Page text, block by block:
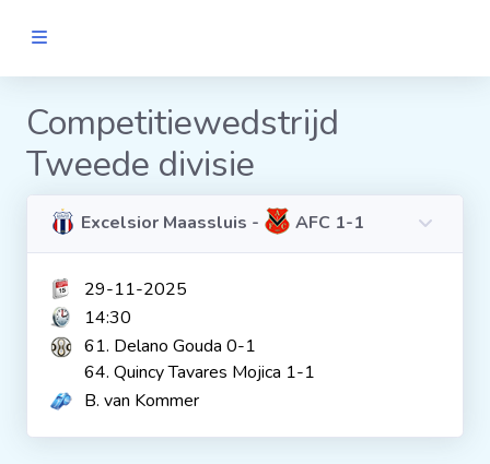
Clubs
Wedstrijden
Statistieken
Voetbalpiramide
Competitiewedstrijd
Tweede divisie
Excelsior Maassluis - AFC 1-1
29-11-2025
14:30
61. Delano Gouda 0-1
64. Quincy Tavares Mojica 1-1
B. van Kommer